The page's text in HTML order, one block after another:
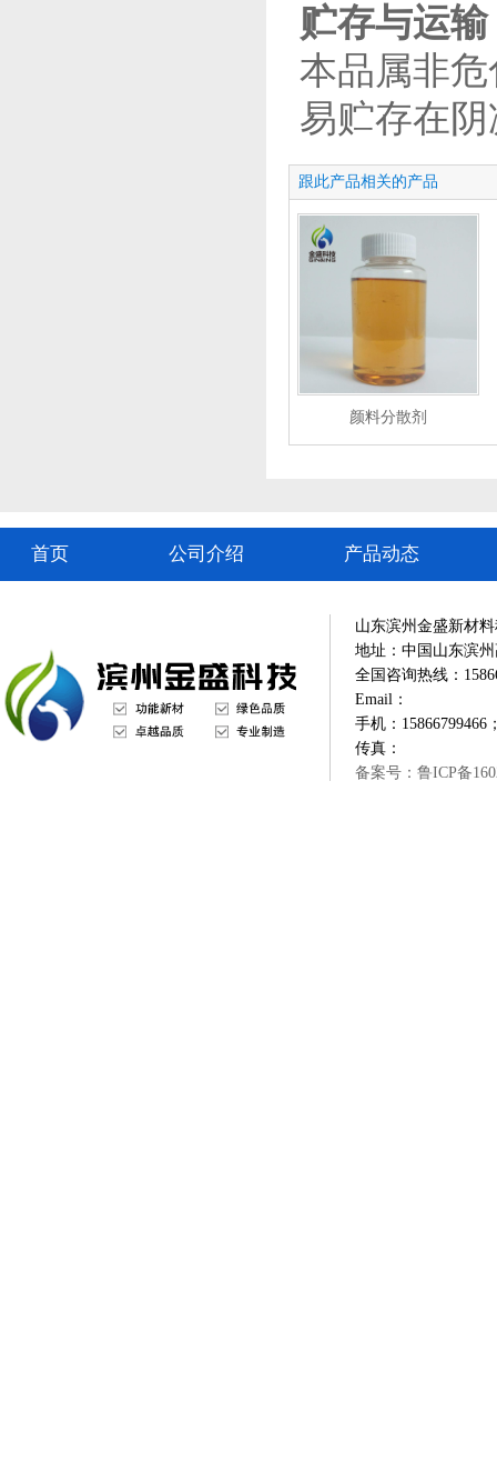
贮存与运输
本品属非
易贮存在
跟此产品相关的产品
颜料分散剂
首页 公司介绍 产品动态
山东滨州金盛新材
地址：中国山东滨
全国咨询热线：
Email：
手机：15866799466
传真：
备案号：鲁ICP备